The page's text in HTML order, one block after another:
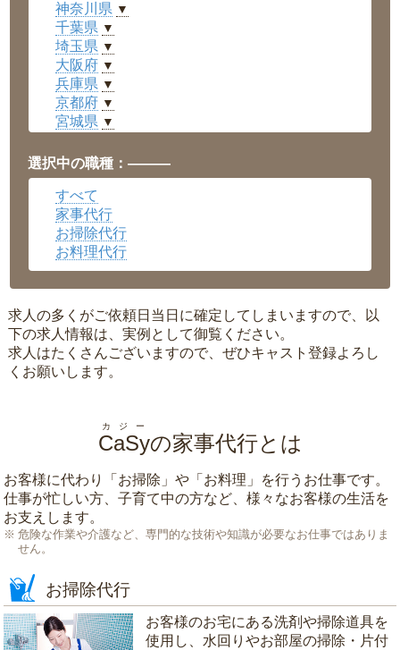
神奈川県 ▼
千葉県 ▼
埼玉県 ▼
大阪府 ▼
兵庫県 ▼
京都府 ▼
宮城県 ▼
福井県 ▼
岡山県 ▼
広島県
沖縄県 ▼
選択中の職種：———
すべて
家事代行
お掃除代行
お料理代行
求人の多くがご依頼日当日に確定してしまいますので、以
下の求人情報は、実例として御覧ください。
求人はたくさんございますので、ぜひキャスト登録よろし
くお願いします。
CaSy
カジー
の家事代行とは
お客様に代わり「 お掃除 」や「 お料理 」を行うお仕事です。
仕事が忙しい方、子育て中の方など、様々なお客様の生活を
お支えします。
危険な作業や介護など、専門的な技術や知識が必要なお仕事ではありま
せん。
お掃除代行
お客様のお宅にある洗剤や掃除道具を
使用し、水回りやお部屋の掃除・片付